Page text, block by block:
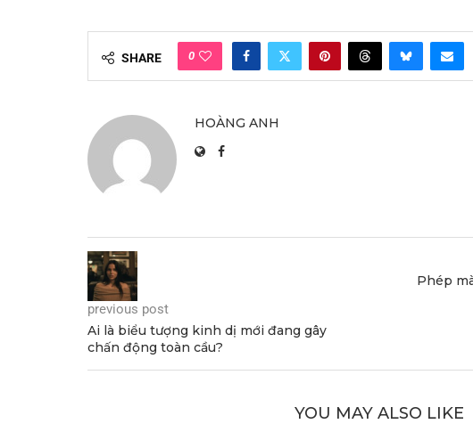
SHARE 0
HOÀNG ANH
previous post
Ai là biểu tượng kinh dị mới đang gây
chấn động toàn cầu?
Phép
YOU MAY ALSO LIKE